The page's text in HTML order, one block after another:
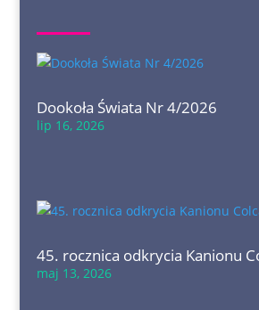
Dookoła Świata Nr 4/2026
lip 16, 2026
45. rocznica odkrycia Kanionu
maj 13, 2026